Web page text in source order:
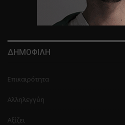
ΔΗΜΟΦΙΛΗ
Επικαιρότητα
Αλληλεγγύη
Αξίζει